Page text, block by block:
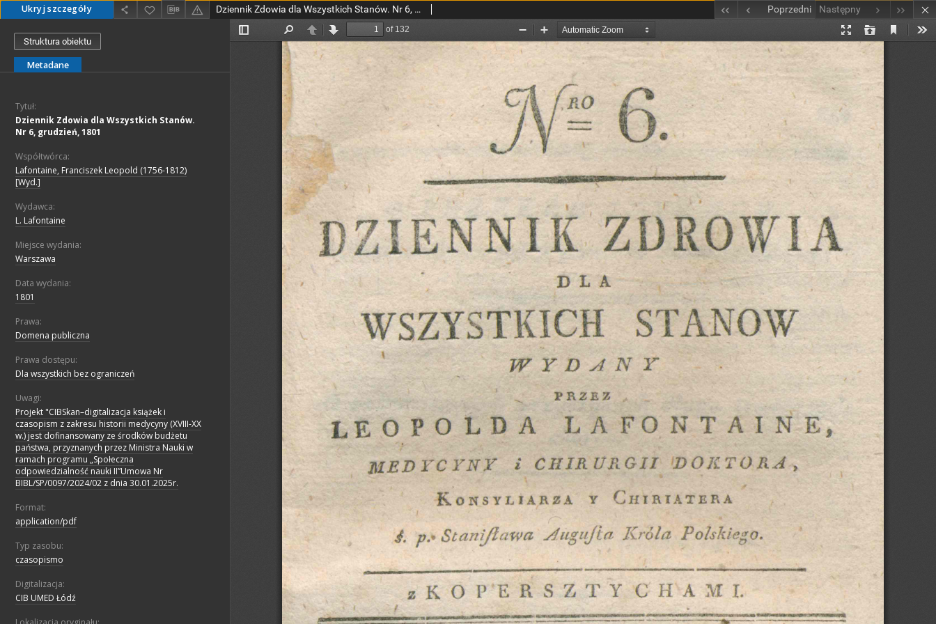
Ukryj szczegóły Dziennik Zdowia dla Wszystkich Stanów. Nr 6, grudzień, 1801 Poprzedni Następny
Struktura obiektu
Metadane
Tytuł:
Dziennik Zdowia dla Wszystkich Stanów.
Nr 6, grudzień, 1801
Współtwórca:
Lafontaine, Franciszek Leopold (1756-1812)
[Wyd.]
Wydawca:
L. Lafontaine
Miejsce wydania:
Warszawa
Data wydania:
1801
Prawa:
Domena publiczna
Prawa dostępu:
Dla wszystkich bez ograniczeń
Uwagi:
Projekt "CIBSkan–digitalizacja książek i
czasopism z zakresu historii medycyny (XVIII-XX
w.) jest dofinansowany ze środków budżetu
państwa, przyznanych przez Ministra Nauki w
ramach programu „Społeczna
odpowiedzialność nauki II”Umowa Nr
BIBL/SP/0097/2024/02 z dnia 30.01.2025r.
Format:
application/pdf
Typ zasobu:
czasopismo
Digitalizacja:
CIB UMED Łódź